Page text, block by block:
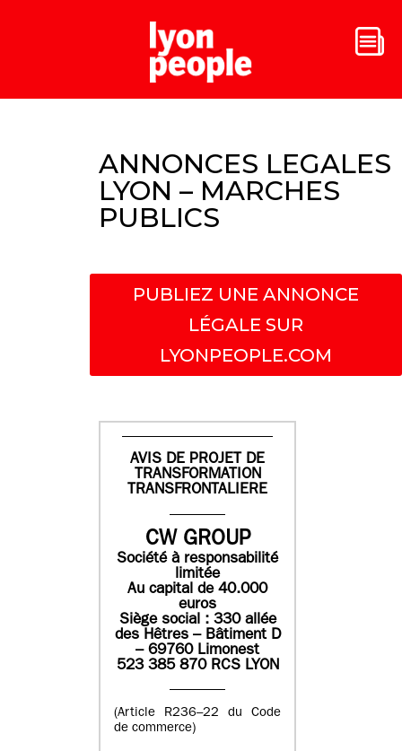
ANNONCES LEGALES
LYON – MARCHES
PUBLICS
PUBLIEZ UNE ANNONCE
LÉGALE SUR
LYONPEOPLE.COM
AVIS DE PROJET DE
TRANSFORMATION
TRANSFRONTALIERE
CW GROUP
Société à responsabilité
limitée
Au capital de 40.000
euros
Siège social : 330 allée
des Hêtres – Bâtiment D
– 69760 Limonest
523 385 870 RCS LYON
(Article R236–22 du Code
de commerce)